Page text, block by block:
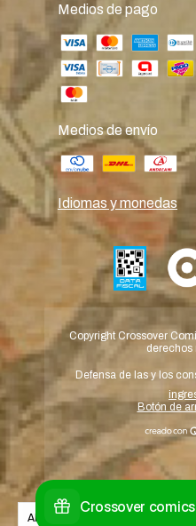
Al navegar por este sitio aceptás
Medios de pago
Medios de envío
Idiomas y monedas
Copyright Crossover
derechos
Defensa de las y los
Botón de